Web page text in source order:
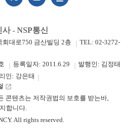
- NSP통신
대로750 금산빌딩 2층
TEL: 02-3272-
등록일자: 2011.6.29
발행인: 김정태
인: 강은태
launch
콘텐츠는 저작권법의 보호를 받는바,
합니다.
All rights reserved.